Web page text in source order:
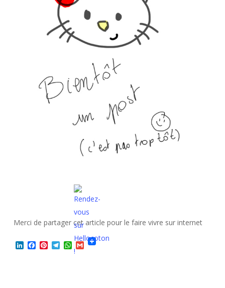
Merci de partager cet article pour le faire vivre sur internet
LinkedIn
Facebook
Pinterest
Telegram
WhatsApp
Gmail